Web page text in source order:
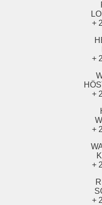
+
+
+
+
+
+